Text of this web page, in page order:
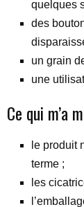
quelques
des
un grain
une
Ce qui m’a
le produit
terme ;
les